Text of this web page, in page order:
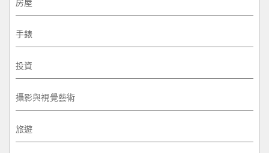
手錶
投資
攝影與視覺藝術
旅遊